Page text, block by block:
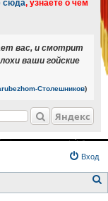
сюда, узнаете о чем
вас, и смотрит
ваши гойские
Столешников)
Яндекс
Вход